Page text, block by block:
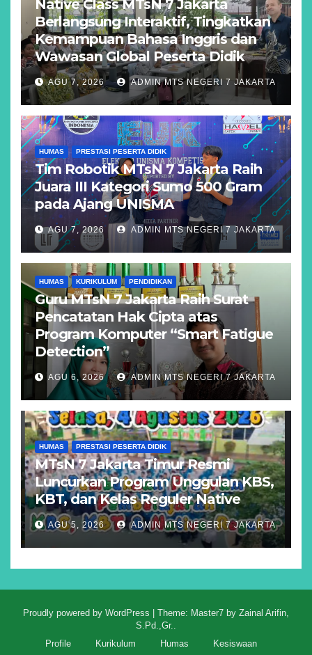
Native Class MTsN 7 Jakarta
Berlangsung Interaktif, Tingkatkan
Kemampuan Bahasa Inggris dan
Wawasan Global Peserta Didik
AGU 7, 2026 ADMIN MTS NEGERI 7 JAKARTA
HUMAS PRESTASI PESERTA DIDIK
Tim Robotik MTsN 7 Jakarta Raih
Juara III Kategori Sumo 500 Gram
pada Ajang UNISMA
AGU 7, 2026 ADMIN MTS NEGERI 7 JAKARTA
HUMAS KURIKULUM PENDIDIKAN
Guru MTsN 7 Jakarta Raih Surat
Pencatatan Hak Cipta atas
Program Komputer “Smart Fatigue
Detection”
AGU 6, 2026 ADMIN MTS NEGERI 7 JAKARTA
HUMAS PRESTASI PESERTA DIDIK
MTsN 7 Jakarta Timur Resmi
Luncurkan Program Unggulan KBS,
KBT, dan Kelas Reguler Native
AGU 5, 2026 ADMIN MTS NEGERI 7 JAKARTA
Proudly powered by WordPress Theme: Master7 by Zainal Arifin,
S.Pd.,Gr..
Profile
Kurikulum Humas Kesiswaan